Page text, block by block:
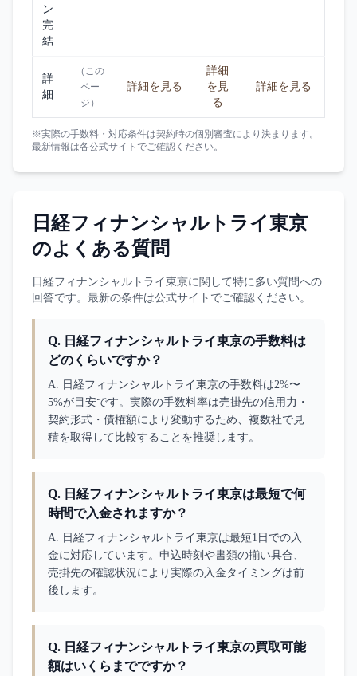
ン
完
結
詳
細
（この
ペー
ジ）
詳細を見る
詳細
を見
る
詳細を見る
※実際の手数料・対応条件は契約時の個別審査により決まります。
最新情報は各公式サイトでご確認ください。
日経フィナンシャルトライ東京
のよくある質問
日経フィナンシャルトライ東京に関して特に多い質問への
回答です。最新の条件は公式サイトでご確認ください。
Q. 日経フィナンシャルトライ東京の手数料は
どのくらいですか？
A. 日経フィナンシャルトライ東京の手数料は2%〜
5%が目安です。実際の手数料率は売掛先の信用力・
契約形式・債権額により変動するため、複数社で見
積を取得して比較することを推奨します。
Q. 日経フィナンシャルトライ東京は最短で何
時間で入金されますか？
A. 日経フィナンシャルトライ東京は最短1日での入
金に対応しています。申込時刻や書類の揃い具合、
売掛先の確認状況により実際の入金タイミングは前
後します。
Q. 日経フィナンシャルトライ東京の買取可能
額はいくらまでですか？